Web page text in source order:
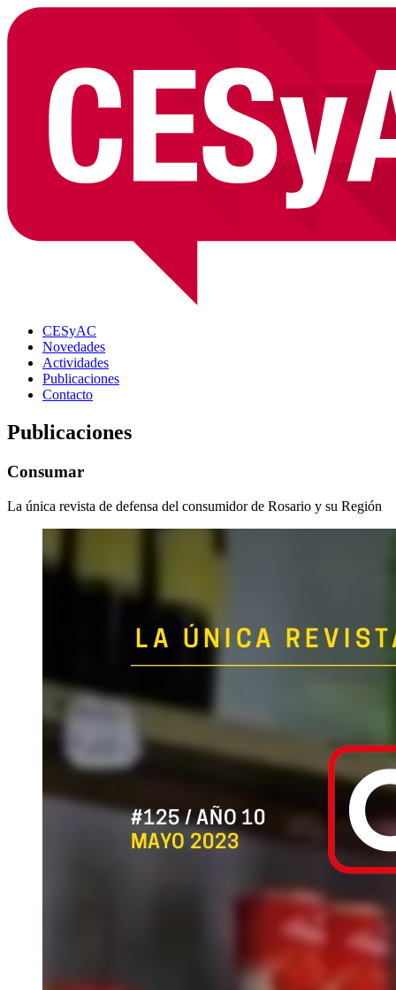
CESyAC
Novedades
Actividades
Publicaciones
Contacto
Publicaciones
Consumar
La única revista de defensa del consumidor de Rosario y su Región